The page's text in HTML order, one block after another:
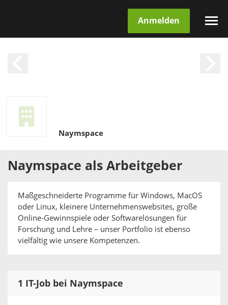
Anmelden
Naymspace
Naymspace als Arbeitgeber
Maßgeschneiderte Programme für Windows, MacOS
oder Linux, kleinere Unternehmenswebsites, große
Online-Gewinnspiele oder Softwarelösungen für
Forschung und Lehre – unser Portfolio ist ebenso
vielfältig wie unsere Kompetenzen.
1 IT-Job bei Naymspace